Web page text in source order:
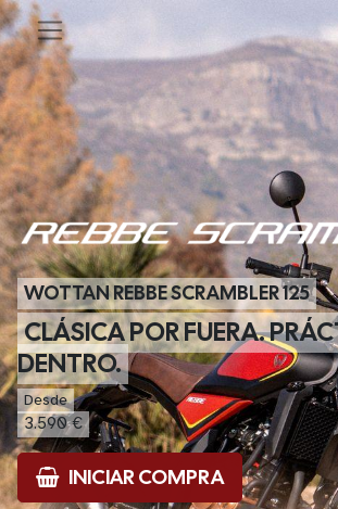
WOTTAN REBBE SCRAMBLER 125
CLÁSICA POR FUERA.
DENTRO.
Desde
3.590 €
INICIAR COMPRA